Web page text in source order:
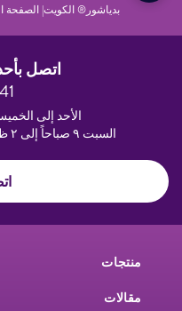
بدياشور® الكويت| الصفحة الرئيسية
اتصل بأحد
الأحد إلى الخميس، ٨ صباحاً إلى ٨ مساءً
اتصل